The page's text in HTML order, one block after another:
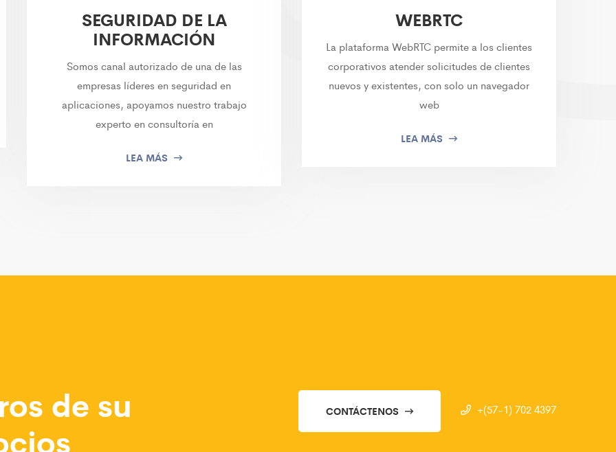
SEGURIDAD DE LA
INFORMACIÓN
Somos canal autorizado de una de las
empresas líderes en seguridad en
aplicaciones, apoyamos nuestro trabajo
experto en consultoría en
LEA MÁS
WEBRTC
La plataforma WebRTC permite a los clientes
corporativos atender solicitudes de clientes
nuevos y existentes, con solo un navegador
web
LEA MÁS
de su
CONTÁCTENOS +(57-1) 702 4397